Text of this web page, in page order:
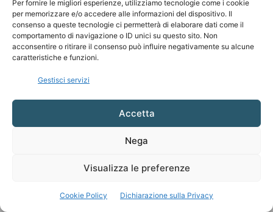
Per fornire le migliori esperienze, utilizziamo tecnologie come i cookie
per memorizzare e/o accedere alle informazioni del dispositivo. Il
consenso a queste tecnologie ci permetterà di elaborare dati come il
comportamento di navigazione o ID unici su questo sito. Non
acconsentire o ritirare il consenso può influire negativamente su alcune
caratteristiche e funzioni.
Gestisci servizi
Accetta
Nega
Visualizza le preferenze
Cookie Policy Dichiarazione sulla Privacy